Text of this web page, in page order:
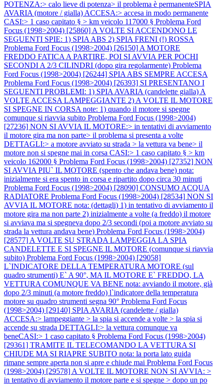
POTENZA:> calo lieve di potenza> il problema è permanenteSPIA
AVARIA (motore / gialla) ACCESA:> accesa in modo permanente
CASI:> 1 caso capitato § > km veicolo 117000 § Problema Ford
Focus (1998>2004) [25860] A VOLTE SI ACCENDONO LE
SEGUENTI SPIE: 1) SPIA ABS 2) SPIA FRENI (!) ROSSA
Problema Ford Focus (1998>2004) [26150] A MOTORE
FREDDO FATICA A PARTIRE, POI SI AVVIA PER POCHI
SECONDI A 2/3 CILINDRI (dopo gira regolarmente) Problema
Ford Focus (1998>2004) [26244] SPIA ABS SEMPRE ACCESA
Problema Ford Focus (1998>2004) [26393] SI PRESENTANO I
SEGUENTI PROBLEMI: 1) SPIA AVARIA (candelette gialla) A
VOLTE ACCESA LAMPEGGIANTE 2) A VOLTE IL MOTORE
SI SPEGNE IN CORSA note: 1) quando il motore si spegne
comunque si riavvia subito Problema Ford Focus (1998>2004)
[27236] NON SI AVVIA IL MOTORE:> in tentativi di avviamento
il motore gira ma non parte> il problema si presenta a volte
DETTAGLI:> a motore avviato su strada > la vettura va bene> il
motore non si spegne mai in corsa CASI:> 1 caso capitato § > km
veicolo 162000 § Problema Ford Focus (1998>2004) [27352] NON
SI AVVIA PIU` IL MOTORE (spento che andava bene) nota:
inizialmente si era spento in corsa e ripartito dopo circa 30 minuti
Problema Ford Focus (1998>2004) [28090] CONSUMO ACQUA
RADIATORE Problema Ford Focus (1998>2004) [28534] NON SI
AVVIA IL MOTORE nota: (dettagli) 1) in tentativo di avviamento il
motore gira ma non parte 2) inizialmente a volte (a freddo) il motore
si avviava ma si spegneva dopo 2/3 secondi (poi a motore avviato su
strada la vettura andava bene) Problema Ford Focus (1998>2004)
[28577] A VOLTE SU STRADA LAMPEGGIA LA SPIA
CANDELETTE E SI SPEGNE IL MOTORE (comunque si riavvia
subito) Problema Ford Focus (1998>2004) [29058]
L`INDICATORE DELLA TEMPERATURA MOTORE (sul
quadro strumenti) E` A 90°, MA IL MOTORE E` FREDDO, LA
VETTURA COMUNQUE VA BENE nota: avviando il motore, già
dopo 2/3 minuti (a motore freddo) l`indicatore della temperatura
motore su quadro strumenti segna 90° Problema Ford Focus
(1998>2004) [29140] SPIA AVARIA (candelette / gialla)
ACCESA:> lampeggiante > la spia si accende a volte > la spia si
accende su strada DETTAGLI:> la vettura comunque va
beneCASI:> 1 caso capitato § Problema Ford Focus (1998>2004)
[29361] TRAMITE IL TELECOMANDO LA VETTURA SI
CHIUDE MA SI RIAPRE SUBITO nota: la porta lato guida
rimane sempre aperta non si apre e chiude mai Problema Ford Focus
(1998>2004) [29578] A VOLTE IL MOTORE NON SI AVVIA: >
in tentativo di avviamento il motore parte e si spegne > dopo un po